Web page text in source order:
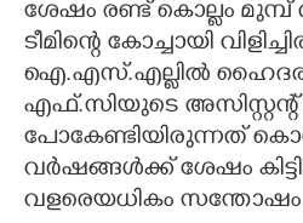
ശേഷം രണ്ട് കൊല്ലം മുമ്പ്
ടീമിന്റെ കോച്ചായി
ഐ.എസ്.എല്ലിൽ
എഫ്.സിയുടെ അസിസ്റ്റന്റ്
പോകേണ്ടിയിരുന്നത്
വർഷങ്ങൾക്ക് ശേഷം
വളരെയധികം